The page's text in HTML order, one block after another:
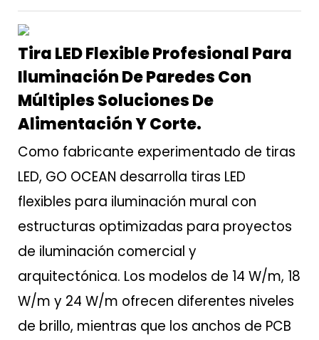
Tira LED Flexible Profesional Para
Iluminación De Paredes Con
Múltiples Soluciones De
Alimentación Y Corte.
Como fabricante experimentado de tiras
LED, GO OCEAN desarrolla tiras LED
flexibles para iluminación mural con
estructuras optimizadas para proyectos
de iluminación comercial y
arquitectónica. Los modelos de 14 W/m, 18
W/m y 24 W/m ofrecen diferentes niveles
de brillo, mientras que los anchos de PCB